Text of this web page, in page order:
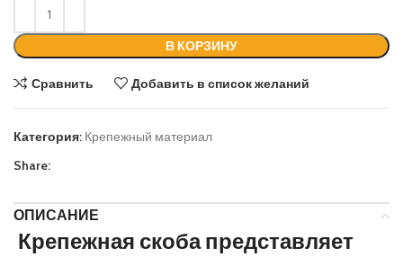
В КОРЗИНУ
Сравнить Добавить в список желаний
Категория: Крепежный материал
Share:
ОПИСАНИЕ
Крепежная скоба представляет